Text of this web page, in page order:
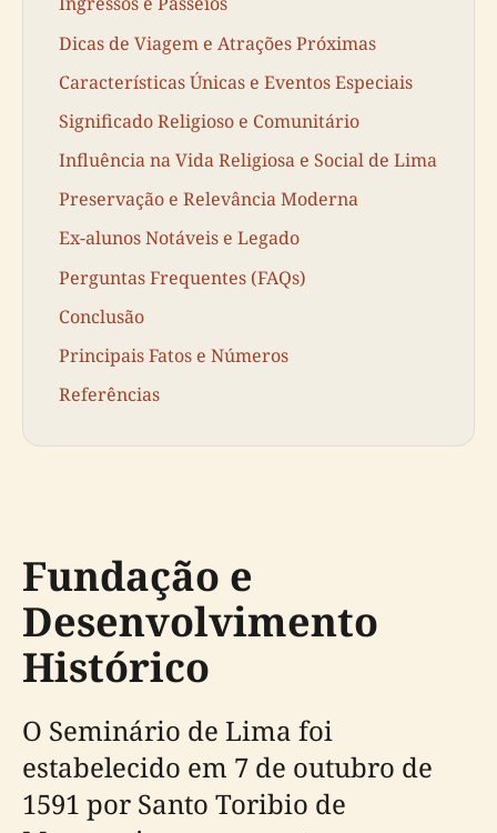
Dicas de Viagem e Atrações Próximas
Características Únicas e Eventos Especiais
Significado Religioso e Comunitário
Influência na Vida Religiosa e Social de Lima
Preservação e Relevância Moderna
Ex-alunos Notáveis e Legado
Perguntas Frequentes (FAQs)
Conclusão
Principais Fatos e Números
Referências
Fundação e
Desenvolvimento
Histórico
O Seminário de Lima foi
estabelecido em 7 de outubro de
1591 por Santo Toribio de